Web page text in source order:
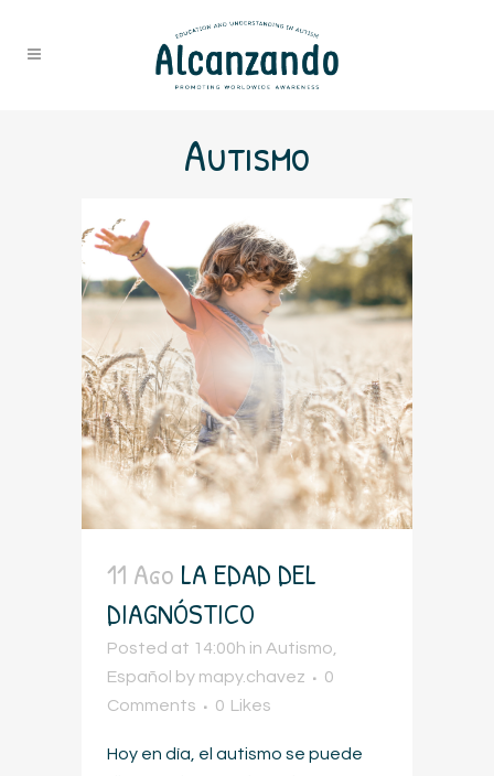
Autismo
11 Ago LA EDAD DEL
DIAGNÓSTICO
Posted at 14:00h in Autismo
Español by mapy.chavez
0
Comments
0 Likes
Hoy en día, el autismo se puede